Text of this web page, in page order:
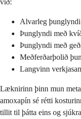
Alvarleg
Þunglyndi með
Þunglyndi með
Meðferðarþolið
Langvinn
Læknirinn þinn mun
amoxapín sé rétti
tillit til þátta eins og